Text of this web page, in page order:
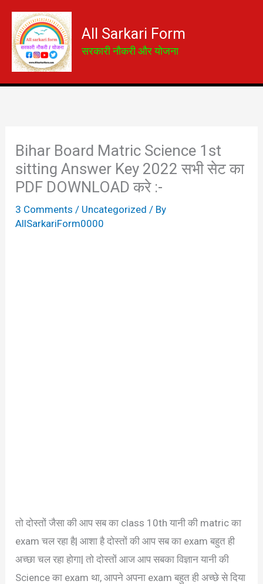
content
All Sarkari Form
सरकारी नौकरी और योजना
Bihar Board Matric Science 1st
sitting Answer Key 2022 सभी सेट का
PDF DOWNLOAD करे :-
3 Comments / Uncategorized / By
AllSarkariForm0000
तो दोस्तों जैसा की आप सब का class 10th यानी की matric का
exam चल रहा है| आशा है दोस्तों की आप सब का exam बहुत ही
अच्छा चल रहा होगा| तो दोस्तों आज आप सबका विज्ञान यानी की
Science का exam था, आपने अपना exam बहुत ही अच्छे से दिया